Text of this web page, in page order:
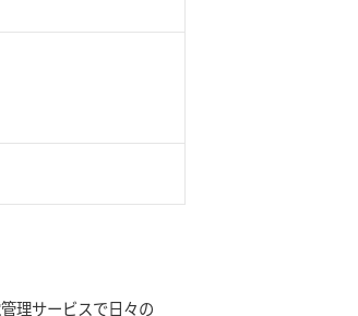
理サービスで日々の